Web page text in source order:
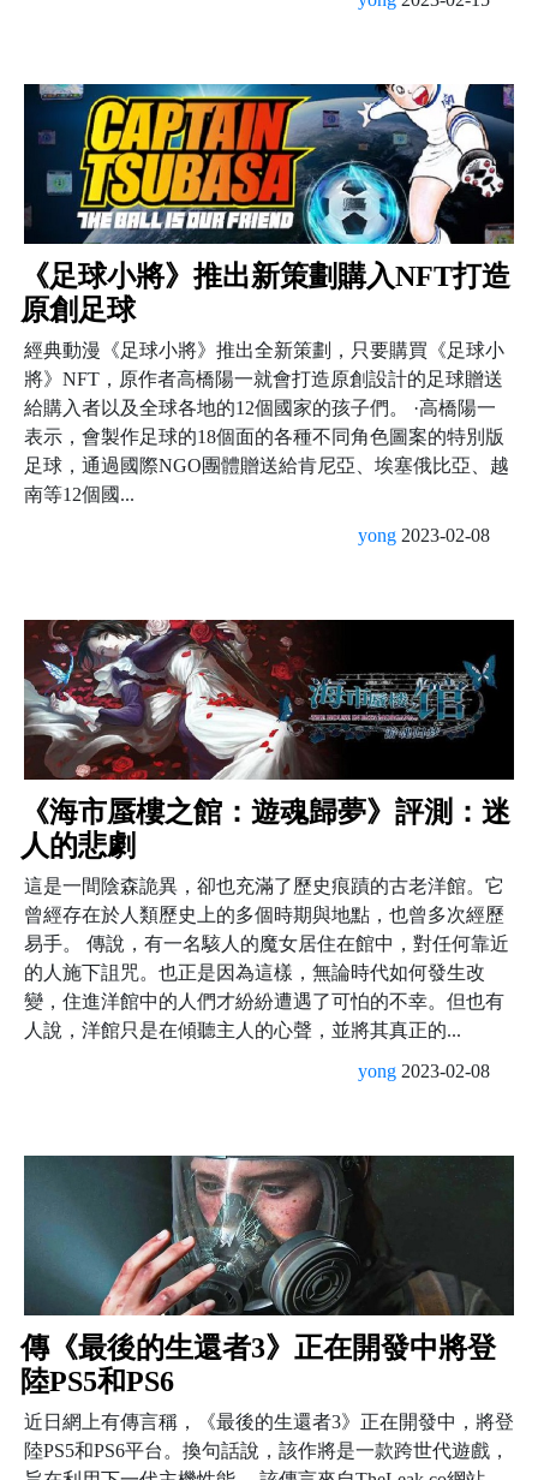
《足球小將》推出新策劃購入NFT打造
原創足球
經典動漫《足球小將》推出全新策劃，只要購買《足球小
將》NFT，原作者高橋陽一就會打造原創設計的足球贈送
給購入者以及全球各地的12個國家的孩子們。 ·高橋陽一
表示，會製作足球的18個面的各種不同角色圖案的特別版
足球，通過國際NGO團體贈送給肯尼亞、埃塞俄比亞、越
南等12個國...
yong 2023-02-08
《海市蜃樓之館：遊魂歸夢》評測：迷
人的悲劇
這是一間陰森詭異，卻也充滿了歷史痕蹟的古老洋館。它
曾經存在於人類歷史上的多個時期與地點，也曾多次經歷
易手。 傳說，有一名駭人的魔女居住在館中，對任何靠近
的人施下詛咒。也正是因為這樣，無論時代如何發生改
變，住進洋館中的人們才紛紛遭遇了可怕的不幸。但也有
人說，洋館只是在傾聽主人的心聲，並將其真正的...
yong 2023-02-08
傳《最後的生還者3》正在開發中將登
陸PS5和PS6
近日網上有傳言稱，《最後的生還者3》正在開發中，將登
陸PS5和PS6平台。換句話說，該作將是一款跨世代遊戲，